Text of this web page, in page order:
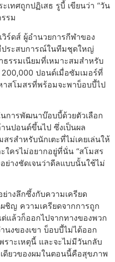
เทศถูกปฏิเสธ รูบี้ เขียนว่า “วัน
รม
วิร์ดส์ ผู้อํานวยการกีฬาของ
ประสบการณ์ในทีมชุดใหญ่
รรมเนียมที่เหมาะสมสําหรับ
ปอนด์เมื่อซัมเมอร์ที่
าสโมสรที่พร้อมจะพาบ็อบบี้ไป
การพัฒนาบ๊อบบี้ด้วยตัวเลือก
นปอนด์ขึ้นไป ซึ่งเป็นผล
รสําหรับนักเตะที่ไม่เคยเล่นให้
ครไม่อยากอยู่ที่นั่น “สโมสร
ย่างชัดเจนว่าดีลแบบนั้นใช้ไม่
างลึกซึ้งกับความเครียด
ชิญ ความเครียดจากการถูก
แล้วก็ออกไปจากทางของพวก
นงของเขา บ็อบบี้ไม่ได้ออก
ราะเหตุนี้ และจะไม่มีวันกลับ
ดียวของผมในตอนนี้คือสุขภาพ